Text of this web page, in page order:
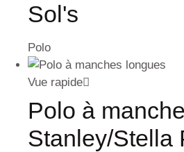
Sol's
Polo
Vue rapide
Polo à
Stanley/Stella